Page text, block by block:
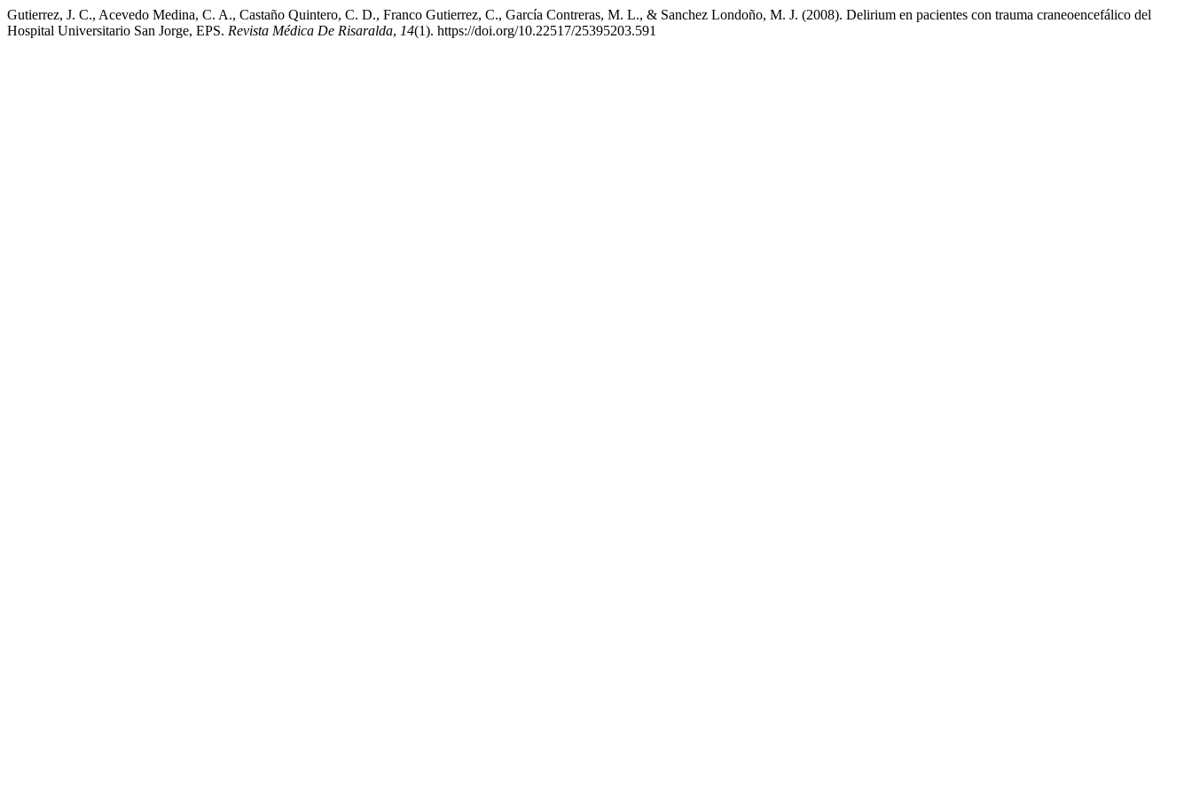
Gutierrez, J. C., Acevedo Medina, C. A., Castaño Quintero, C. D., Franco Gutierrez, C., García Contreras, M. L., & Sanchez Londoño, M. J. (2008). Delirium en pacientes con trauma craneoencefálico del
Hospital Universitario San Jorge, EPS. Revista Médica De Risaralda, 14(1). https://doi.org/10.22517/25395203.591